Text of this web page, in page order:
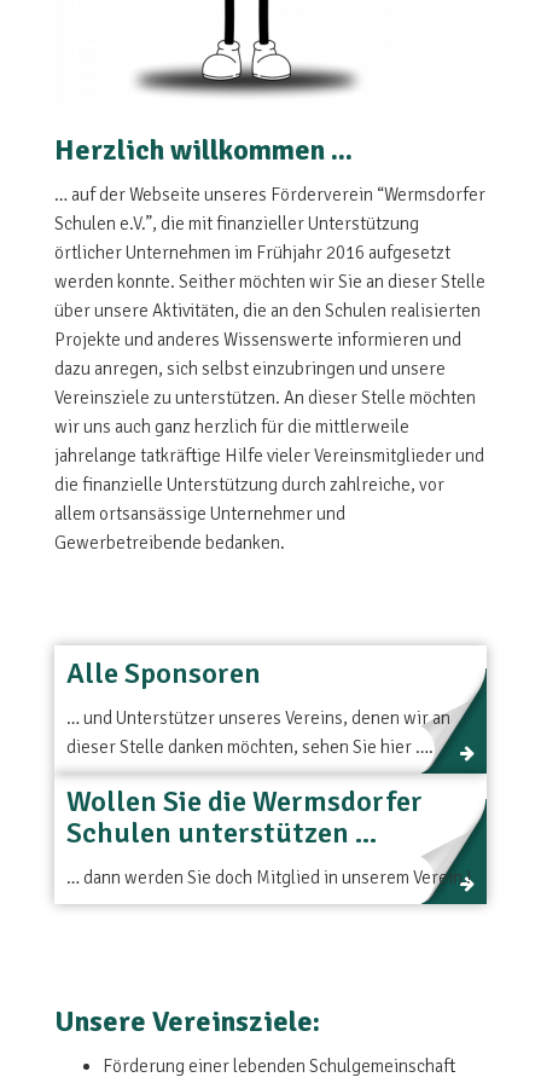
Herzlich willkommen ...
… auf der Webseite unseres Förderverein “Wermsdorfer
Schulen e.V.”, die mit finanzieller Unterstützung
örtlicher Unternehmen im Frühjahr 2016 aufgesetzt
werden konnte. Seither möchten wir Sie an dieser Stelle
über unsere Aktivitäten, die an den Schulen realisierten
Projekte und anderes Wissenswerte informieren und
dazu anregen, sich selbst einzubringen und unsere
Vereinsziele zu unterstützen. An dieser Stelle möchten
wir uns auch ganz herzlich für die mittlerweile
jahrelange tatkräftige Hilfe vieler Vereinsmitglieder und
die finanzielle Unterstützung durch zahlreiche, vor
allem ortsansässige Unternehmer und
Gewerbetreibende bedanken.
Alle Sponsoren
… und Unterstützer unseres Vereins, denen wir an
dieser Stelle danken möchten, sehen Sie hier ….
Wollen Sie die Wermsdorfer
Schulen unterstützen ...
… dann werden Sie doch Mitglied in unserem Verein !
Unsere Vereinsziele:
Förderung einer lebenden Schulgemeinschaft